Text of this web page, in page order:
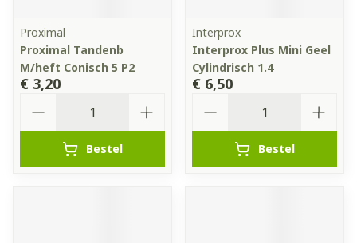
Proximal
Proximal Tandenb
M/heft Conisch 5 P2
€ 3,20
Bestel
Interprox
Interprox Plus Mini Geel
Cylindrisch 1.4
€ 6,50
Bestel